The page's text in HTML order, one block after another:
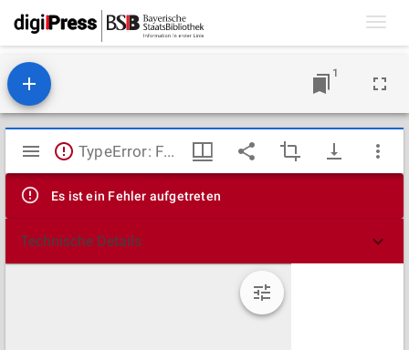
1
Mirador
Viewer
TypeError: Failed to fetch
Es ist ein Fehler aufgetreten
Technische Details